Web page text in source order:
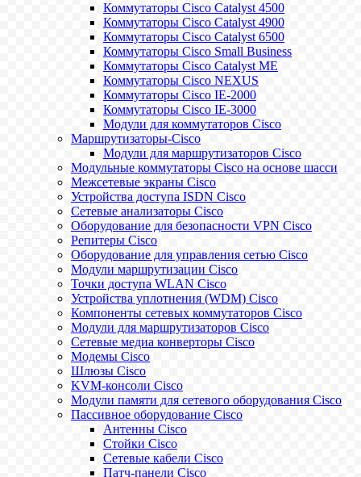
Коммутаторы Cisco Catalyst 4500
Коммутаторы Cisco Catalyst 4900
Коммутаторы Cisco Catalyst 6500
Коммутаторы Cisco Small Business
Коммутаторы Cisco Catalyst ME
Коммутаторы Cisco NEXUS
Коммутаторы Cisco IE-2000
Коммутаторы Cisco IE-3000
Модули для коммутаторов Cisco
Маршрутизаторы-Cisco
Модули для маршрутизаторов Cisco
Модульные коммутаторы Cisco на основе шасси
Межсетевые экраны Cisco
Устройства доступа ISDN Cisco
Сетевые анализаторы Cisco
Оборудование для безопасности VPN Cisco
Репитеры Cisco
Оборудование для управления сетью Cisco
Модули маршрутизации Cisco
Точки доступа WLAN Cisco
Устройства уплотнения (WDM) Cisco
Компоненты сетевых коммутаторов Cisco
Модули для маршрутизаторов Cisco
Сетевые медиа конверторы Cisco
Модемы Cisco
Шлюзы Cisco
KVM-консоли Cisco
Модули памяти для сетевого оборудования Cisco
Пассивное оборудование Cisco
Антенны Cisco
Стойки Cisco
Сетевые кабели Cisco
Патч-панели Cisco